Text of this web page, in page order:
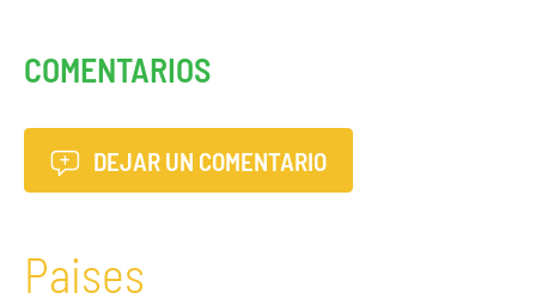
COMENTARIOS
DEJAR UN COMENTARIO
Paises